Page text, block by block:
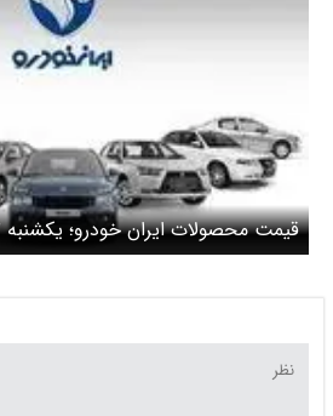
قیمت محصولات ایران خودرو؛ یکشنبه ۷ اردیبهشت+ جدول